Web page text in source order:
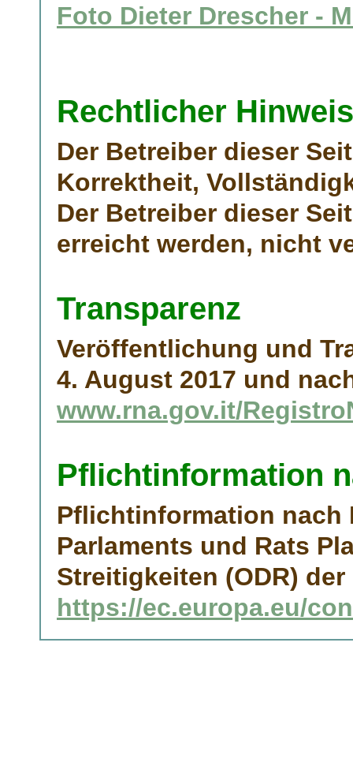
Foto Dieter Drescher -
Rechtlicher
Der Betreiber dieser
Korrektheit,
Der Betreiber dieser
erreicht werden, nicht
Transparenz
Veröffentlichung und
4. August 2017 und
www.rna.gov.it/
Pflichtinformation
Pflichtinformation nach
Parlaments und Rats
Streitigkeiten (ODR)
https://ec.europa.eu/